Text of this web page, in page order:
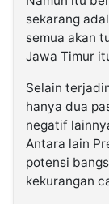
sekarang
semua akan
Jawa Timur
Selain
hanya dua
negatif
Antara lain
potensi
kekurangan